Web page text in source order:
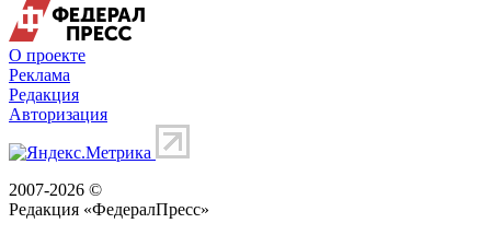
О проекте
Реклама
Редакция
Авторизация
2007-2026 ©
Редакция «ФедералПресс»